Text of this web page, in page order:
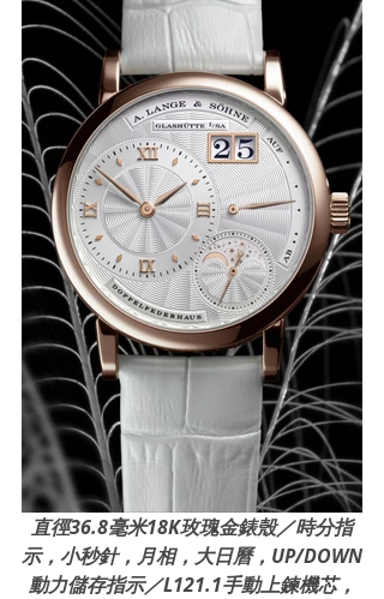
直徑36.8毫米18K玫瑰金錶殼／時分指
示，小秒針，月相，大日曆，UP/DOWN
動力儲存指示／L121.1手動上鍊機芯，